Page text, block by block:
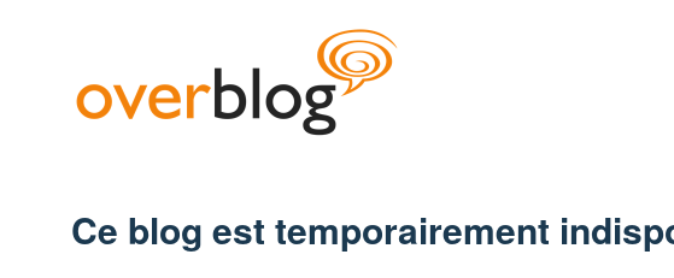
Ce blog est temporairement